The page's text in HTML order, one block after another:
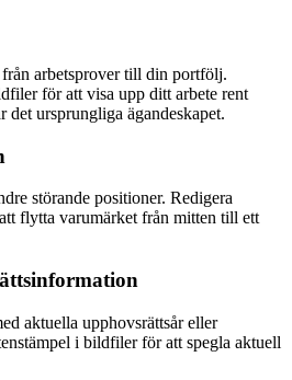
arbetsprover till din portfölj.
för att visa upp ditt arbete rent
det ursprungliga ägandeskapet.
störande positioner. Redigera
flytta varumärket från mitten till ett
aktuella upphovsrättsår eller
i bildfiler för att spegla aktuell